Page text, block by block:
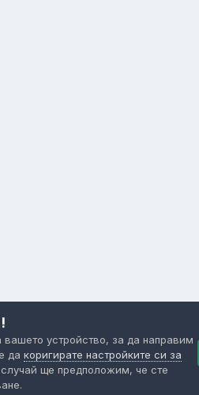
вашето устройство, за да направим
да коригирате настройките си за
ще предположим, че сте